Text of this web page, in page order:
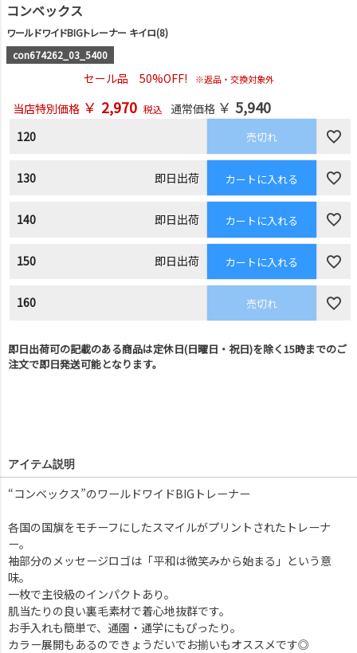
コンベックス
ワールドワイドBIGトレーナー キイロ(8)
con674262_03_5400
セール品 50%OFF! ※返品・交換対象外
当店特別価格 ￥ 2,970 税込 通常価格 ￥ 5,940
120 売切れ
130 即日出荷 カートに入れる
140 即日出荷 カートに入れる
150 即日出荷 カートに入れる
160 売切れ
即日出荷可の記載のある商品は定休日(日曜日・祝日)を除く15時までのご
注文で即日発送可能となります。
アイテム説明
“コンベックス”のワールドワイドBIGトレーナー
各国の国旗をモチーフにしたスマイルがプリントされたトレーナ
ー。
袖部分のメッセージロゴは「平和は微笑みから始まる」という意
味。
一枚で主役級のインパクトあり。
肌当たりの良い裏毛素材で着心地抜群です。
お手入れも簡単で、通園・通学にもぴったり。
カラー展開もあるのできょうだいでお揃いもオススメです◎